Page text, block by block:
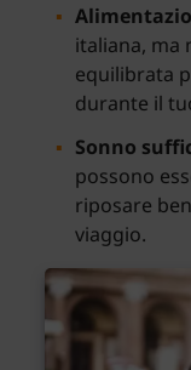
italiana, ma
equilibrata
durante il
Sonno
possono
riposare
viaggio.